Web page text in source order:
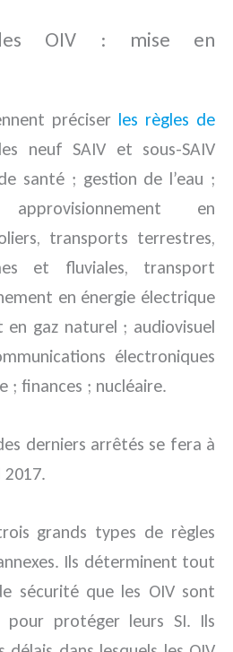
des OIV : mise en
préciser les règles de
neuf SAIV et sous-SAIV
santé ; gestion de l’eau ;
en
transports terrestres,
et fluviales, transport
en énergie électrique
en gaz naturel ; audiovisuel
électroniques
finances ; nucléaire.
derniers arrêtés se fera à
grands types de règles
Ils déterminent tout
sécurité que les OIV sont
pour protéger leurs SI. Ils